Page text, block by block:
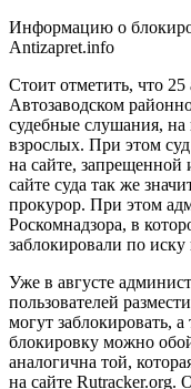
Информацию о
Antizapret.info
Стоит отметить, что 25
Автозаводском
судебные слушания, на
взрослых. При этом
на сайте, запрещенной
сайте суда так же
прокурор. При этом
Роскомнадзора, в
заблокировали по
Уже в августе
пользователей
могут заблокировать,
блокировку можно
аналогична той,
на сайте Rutracker.org.